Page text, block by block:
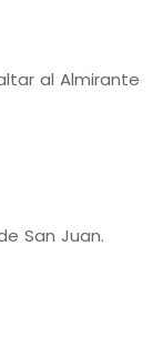
al Almirante
San Juan.